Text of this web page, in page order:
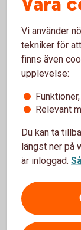
Juridisk
Fler
Det finns
lägenheten
Så hjälper
Vi använder
tekniker för
finns även
upplevelse:
Relevant
Du kan ta
längst ner på
är inloggad.